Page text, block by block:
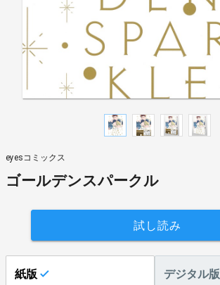
eyesコミックス
ゴールデンスパークル
試し読み
紙版 デジタル版